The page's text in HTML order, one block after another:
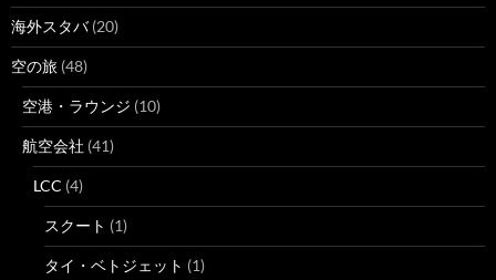
海外スタバ(20)
空の旅 (48)
空港・ラウンジ (10)
航空会社 (41)
LCC (4)
スクート (1)
タイ・ベトジェット (1)